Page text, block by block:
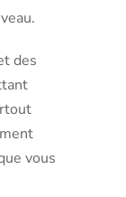
des
vous